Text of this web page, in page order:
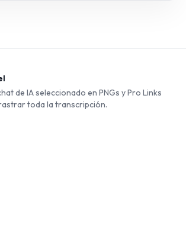
de IA seleccionado en PNGs y Pro Links
toda la transcripción.